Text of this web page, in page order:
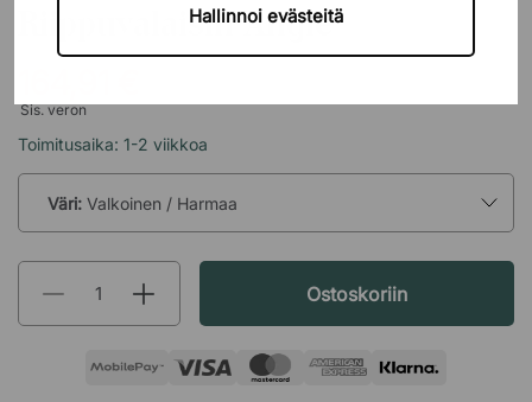
Hallinnoi evästeitä
Riippuvalaisin Angle
Sis. veron
Toimitusaika: 1-2 viikkoa
Väri: Valkoinen / Harmaa
Ostoskoriin